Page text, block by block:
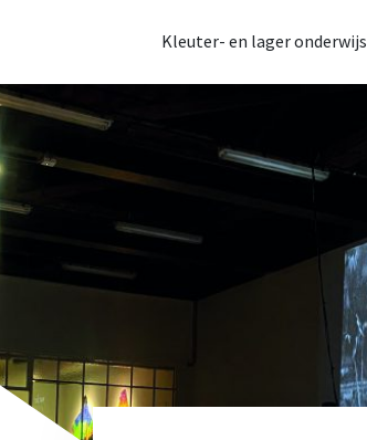
Kleuter- en lager onderwijs